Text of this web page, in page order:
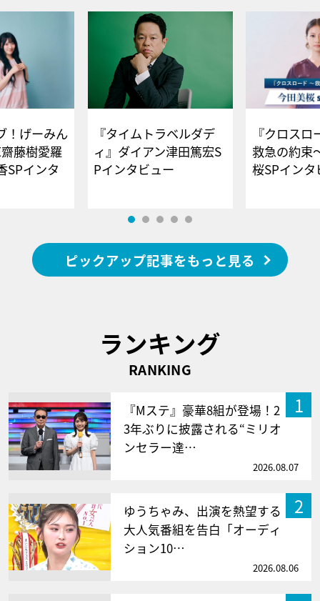
！げーみん
藤樹愛羅
SPインタ
『タイムトラベルダデ
ィ』ダイアン津田篤宏S
Pインタビュー
『クロス
救急の約束
桜SPイ
ピックアップ記事をもっと見る
ランキング
RANKING
1
『Mステ』豪華8組が登場！2
3年ぶりに披露される“ミリオ
ンセラー達…
2026.08.07
2
ゆうちゃみ、出演を熱望する
大人気番組を告白「オーディ
ション10…
2026.08.06